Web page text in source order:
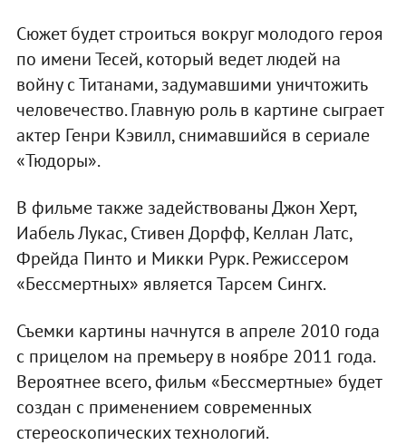
Сюжет будет строиться вокруг молодого героя
по имени Тесей, который ведет людей на
войну с Титанами, задумавшими уничтожить
человечество. Главную роль в картине сыграет
актер Генри Кэвилл, снимавшийся в сериале
«Тюдоры».
В фильме также задействованы Джон Херт,
Иабель Лукас, Стивен Дорфф, Келлан Латс,
Фрейда Пинто и Микки Рурк. Режиссером
«Бессмертных» является Тарсем Сингх.
Съемки картины начнутся в апреле 2010 года
с прицелом на премьеру в ноябре 2011 года.
Вероятнее всего, фильм «Бессмертные» будет
создан с применением современных
стереоскопических технологий.